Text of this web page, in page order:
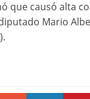
que causó alta
Mario